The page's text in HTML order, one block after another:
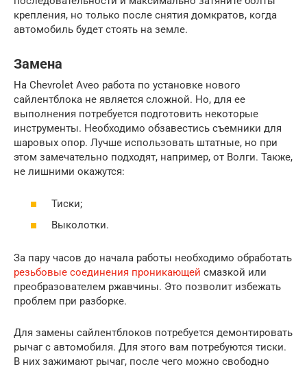
крепления, но только после снятия домкратов, когда
автомобиль будет стоять на земле.
Замена
На Chevrolet Aveo работа по установке нового
сайлентблока не является сложной. Но, для ее
выполнения потребуется подготовить некоторые
инструменты. Необходимо обзавестись съемники для
шаровых опор. Лучше использовать штатные, но при
этом замечательно подходят, например, от Волги. Также,
не лишними окажутся:
Тиски;
Выколотки.
За пару часов до начала работы необходимо обработать
резьбовые соединения проникающей смазкой или
преобразователем ржавчины. Это позволит избежать
проблем при разборке.
Для замены сайлентблоков потребуется демонтировать
рычаг с автомобиля. Для этого вам потребуются тиски.
В них зажимают рычаг, после чего можно свободно